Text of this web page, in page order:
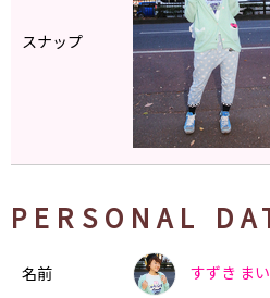
スナップ
PERSONAL
名前 すずき まい